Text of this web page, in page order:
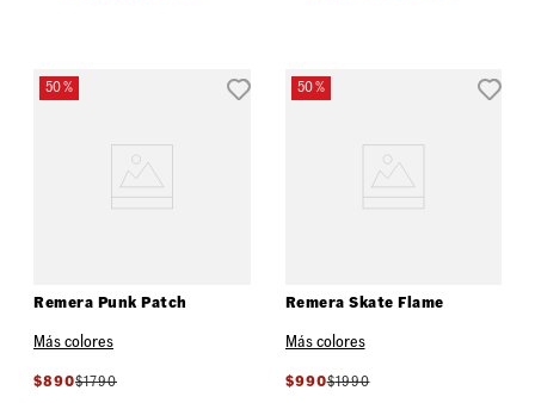
50 %
Remera Punk Patch
Más colores
$890$1790
50 %
Remera Skate Flame
Más colores
$990$1990